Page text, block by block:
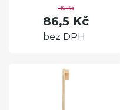
116 Kč
86,5 Kč
bez DPH